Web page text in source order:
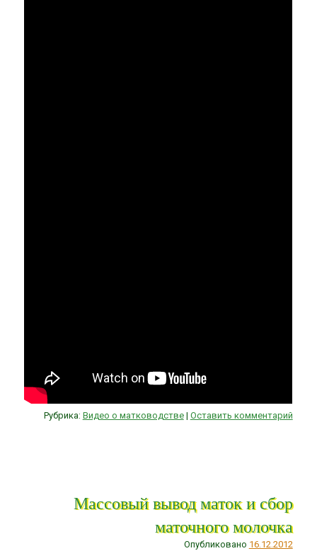
Рубрика: Видео о матководстве | Оставить комментарий
Массовый вывод маток и сбор
маточного молочка
Опубликовано 16.12.2012